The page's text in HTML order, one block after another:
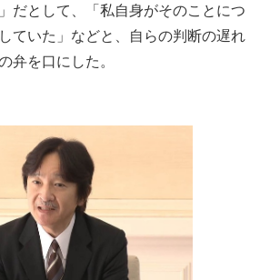
だとして、「私自身がそのことにつ
ていた」などと、自らの判断の遅れ
弁を口にした。